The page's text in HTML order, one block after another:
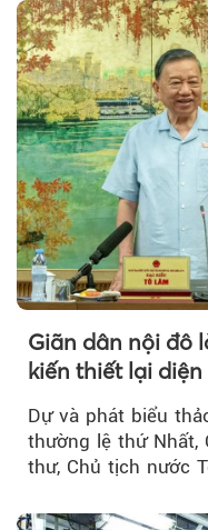
Giãn dân nội đô
kiến thiết lại
Dự và phát biểu
thường lệ thứ Nhất,
thư, Chủ tịch nước